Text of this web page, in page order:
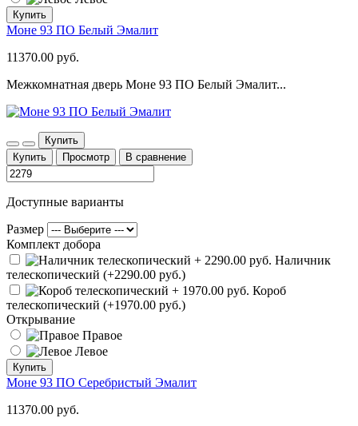
Купить
Моне 93 ПО Белый Эмалит
11370.00 руб.
Межкомнатная дверь Моне 93 ПО Белый Эмалит...
Купить
Купить
Просмотр В сравнение
Доступные варианты
Размер
Комплект добора
Наличник
телескопический (+2290.00 руб.)
Короб
телескопический (+1970.00 руб.)
Открывание
Правое
Левое
Купить
Моне 93 ПО Серебристый Эмалит
11370.00 руб.